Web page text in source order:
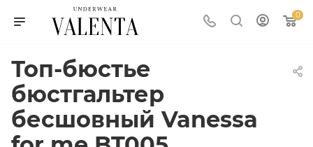
0
Топ-бюстье
бюстгальтер
бесшовный Vanessa